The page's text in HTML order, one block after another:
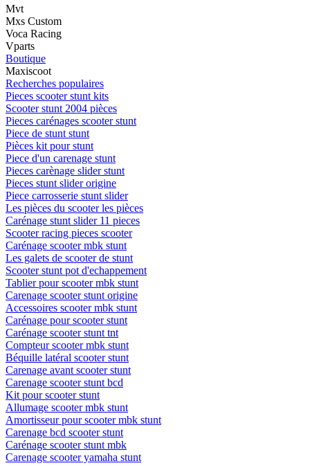
Mvt
Mxs Custom
Voca Racing
Vparts
Boutique
Maxiscoot
Recherches populaires
Pieces scooter stunt kits
Scooter stunt 2004 pièces
Pieces carénages scooter stunt
Piece de stunt stunt
Pièces kit pour stunt
Piece d'un carenage stunt
Pieces carènage slider stunt
Pieces stunt slider origine
Piece carrosserie stunt slider
Les pièces du scooter les pièces
Carénage stunt slider 11 pieces
Scooter racing pieces scooter
Carénage scooter mbk stunt
Les galets de scooter de stunt
Scooter stunt pot d'echappement
Tablier pour scooter mbk stunt
Carenage scooter stunt origine
Accessoires scooter mbk stunt
Carénage pour scooter stunt
Carénage scooter stunt tnt
Compteur scooter mbk stunt
Béquille latéral scooter stunt
Carenage avant scooter stunt
Carenage scooter stunt bcd
Kit pour scooter stunt
Allumage scooter mbk stunt
Amortisseur pour scooter mbk stunt
Carenage bcd scooter stunt
Carénage scooter stunt mbk
Carenage scooter yamaha stunt